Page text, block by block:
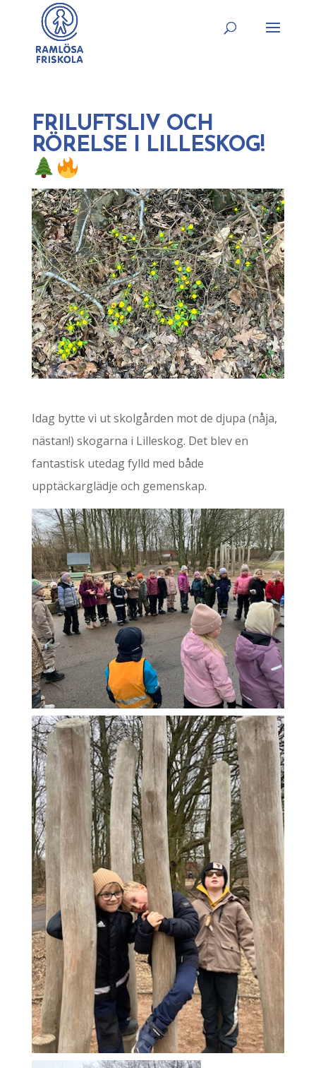
FRILUFTSLIV OCH
RÖRELSE I LILLESKOG!
Idag bytte vi ut skolgården mot de djupa (nåja,
nästan!) skogarna i Lilleskog. Det blev en
fantastisk utedag fylld med både
upptäckarglädje och gemenskap.